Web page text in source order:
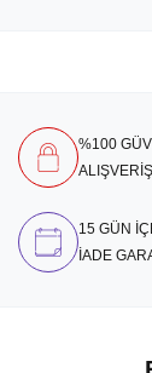
%100
ALIŞVERİŞ
15 GÜN
İADE